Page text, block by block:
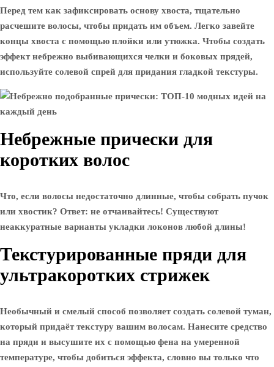
Перед тем как зафиксировать основу хвоста, тщательно
расчешите волосы, чтобы придать им объем. Легко завейте
концы хвоста с помощью плойки или утюжка. Чтобы создать
эффект небрежно выбивающихся челки и боковых прядей,
используйте солевой спрей для придания гладкой текстуры.
Небрежные прически для
коротких волос
Что, если волосы недостаточно длинные, чтобы собрать пучок
или хвостик? Ответ: не отчаивайтесь! Существуют
неаккуратные варианты укладки локонов любой длины!
Текстурированные пряди для
ультракоротких стрижек
Необычный и смелый способ позволяет создать солевой туман,
который придаёт текстуру вашим волосам. Нанесите средство
на пряди и высушите их с помощью фена на умеренной
температуре, чтобы добиться эффекта, словно вы только что